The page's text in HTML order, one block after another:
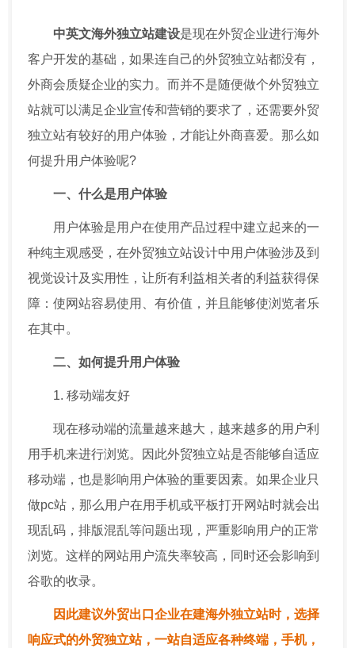
中英文海外独立站建设是现在外贸企业进行海外
客户开发的基础，如果连自己的外贸独立站都没有，
外商会质疑企业的实力。而并不是随便做个外贸独立
站就可以满足企业宣传和营销的要求了，还需要外贸
独立站有较好的用户体验，才能让外商喜爱。那么如
何提升用户体验呢?
一、什么是用户体验
用户体验是用户在使用产品过程中建立起来的一
种纯主观感受，在外贸独立站设计中用户体验涉及到
视觉设计及实用性，让所有利益相关者的利益获得保
障：使网站容易使用、有价值，并且能够使浏览者乐
在其中。
二、如何提升用户体验
1. 移动端友好
现在移动端的流量越来越大，越来越多的用户利
用手机来进行浏览。因此外贸独立站是否能够自适应
移动端，也是影响用户体验的重要因素。如果企业只
做pc站，那么用户在用手机或平板打开网站时就会出
现乱码，排版混乱等问题出现，严重影响用户的正常
浏览。这样的网站用户流失率较高，同时还会影响到
谷歌的收录。
因此建议外贸出口企业在建海外独立站时，选择
响应式的外贸独立站，一站自适应各种终端，手机，